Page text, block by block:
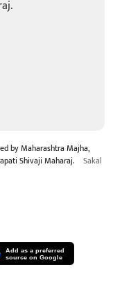
by Maharashtra Majha,
Shivaji Maharaj.
Sakal
Add as a preferred
source on Google